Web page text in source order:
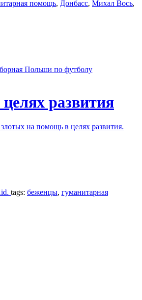
помощь, Донбасс, Михал Вось,
Польши по футболу
развития
на помощь в целях развития.
tags: беженцы, гуманитарная